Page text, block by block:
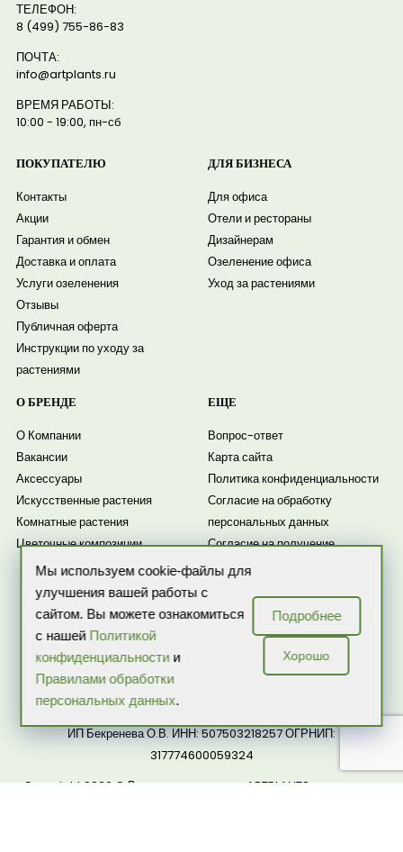
ТЕЛЕФОН:
8 (499) 755-86-83
ПОЧТА:
info@artplants.ru
ВРЕМЯ РАБОТЫ:
10:00 - 19:00, пн-сб
ПОКУПАТЕЛЮ
Контакты
Акции
Гарантия и обмен
Доставка и оплата
Услуги озеленения
Отзывы
Публичная оферта
Инструкции по уходу за
растениями
ДЛЯ БИЗНЕСА
Для офиса
Отели и рестораны
Дизайнерам
Озеленение офиса
Уход за растениями
О БРЕНДЕ
О Компании
Вакансии
Аксессуары
Искусственные растения
Комнатные растения
Цветочные композиции
ЕЩЕ
Вопрос-ответ
Карта сайта
Политика конфиденциальности
Согласие на обработку
персональных данных
Согласие на получение
рассылки
ИП Бекренева О.В. ИНН: 507503218257 ОГРНИП:
317774600059324
Copyright 2026 © Все права защищены ARTPLANTS — интернет-
Мы используем cookie-файлы для
улучшения вашей работы с
сайтом. Вы можете ознакомиться
с нашей Политикой
конфиденциальностии
Правилами обработки
персональных данных.
Подробнее
Хорошо